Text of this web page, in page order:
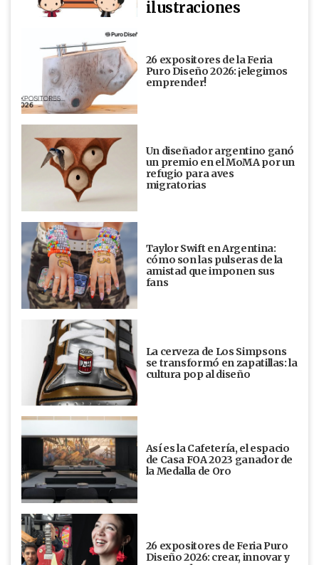
ilustraciones
26 expositores de la Feria
Puro Diseño 2026: ¡elegimos
emprender!
Un diseñador argentino ganó
un premio en el MoMA por un
refugio para aves
migratorias
Taylor Swift en Argentina:
cómo son las pulseras de la
amistad que imponen sus
fans
La cerveza de Los Simpsons
se transformó en zapatillas: la
cultura pop al diseño
Así es la Cafetería, el espacio
de Casa FOA 2023 ganador de
la Medalla de Oro
26 expositores de Feria Puro
Diseño 2026: crear, innovar y